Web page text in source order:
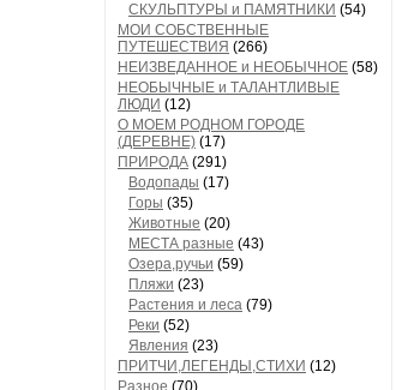
СКУЛЬПТУРЫ и ПАМЯТНИКИ (54)
МОИ СОБСТВЕННЫЕ
ПУТЕШЕСТВИЯ (266)
НЕИЗВЕДАННОЕ и НЕОБЫЧНОЕ (58)
НЕОБЫЧНЫЕ и ТАЛАНТЛИВЫЕ
ЛЮДИ (12)
О МОЕМ РОДНОМ ГОРОДЕ
(ДЕРЕВНЕ) (17)
ПРИРОДА (291)
Водопады (17)
Горы (35)
Животные (20)
МЕСТА разные (43)
Озера,ручьи (59)
Пляжи (23)
Растения и леса (79)
Реки (52)
Явления (23)
ПРИТЧИ,ЛЕГЕНДЫ,СТИХИ (12)
Разное (70)